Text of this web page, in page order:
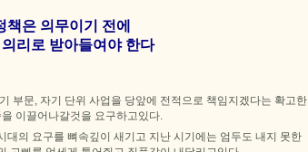
책은 의무이기 전에
리로 받아들여야 한다
부문, 자기 단위 사업을 당앞에 전적으로 책임지겠다는 확고한
이끌어나갈것을 요구하고있다.
대의 요구를 뼈속깊이 새기고 지난 시기에는 엄두도 내지 못한